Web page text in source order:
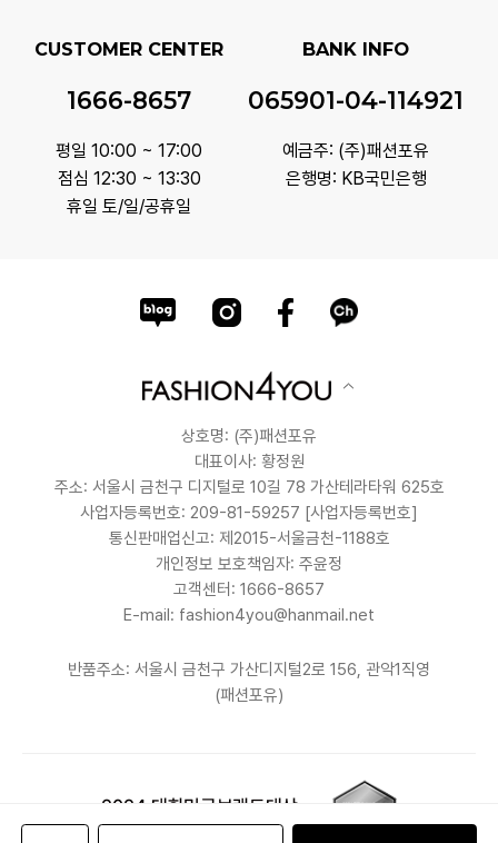
CUSTOMER CENTER
1666-8657
평일 10:00 ~ 17:00
점심 12:30 ~ 13:30
휴일 토/일/공휴일
BANK INFO
065901-04-114921
예금주: (주)패션포유
은행명: KB국민은행
상호명: (주)패션포유
대표이사: 황정원
주소: 서울시 금천구 디지털로 10길 78 가산테라타워 625호
사업자등록번호: 209-81-59257 [사업자등록번호]
통신판매업신고: 제2015-서울금천-1188호
개인정보 보호책임자: 주윤정
고객센터: 1666-8657
E-mail: fashion4you@hanmail.net
반품주소: 서울시 금천구 가산디지털2로 156, 관악1직영
(패션포유)